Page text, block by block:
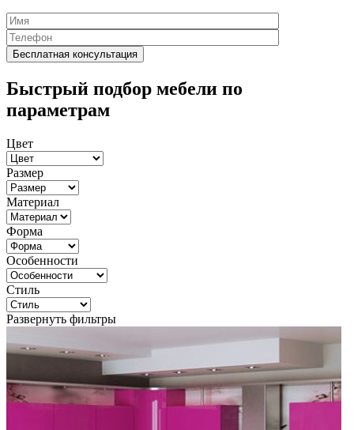
Быстрый подбор мебели по
параметрам
Цвет
Размер
Материал
Форма
Особенности
Стиль
Развернуть фильтры